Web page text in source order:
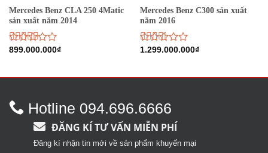
Mercedes Benz CLA 250 4Matic
sản xuất năm 2014
Được
2.985
899.000.000₫
Mercedes Benz C300 sản xuất
năm 2016
Được
2.68
1.299.000.000₫
Hotline 094.696.6666
ĐĂNG KÍ TƯ VẤN MIỄN PHÍ
Đăng kí nhận tin mới về sản phẩm khuyến mại